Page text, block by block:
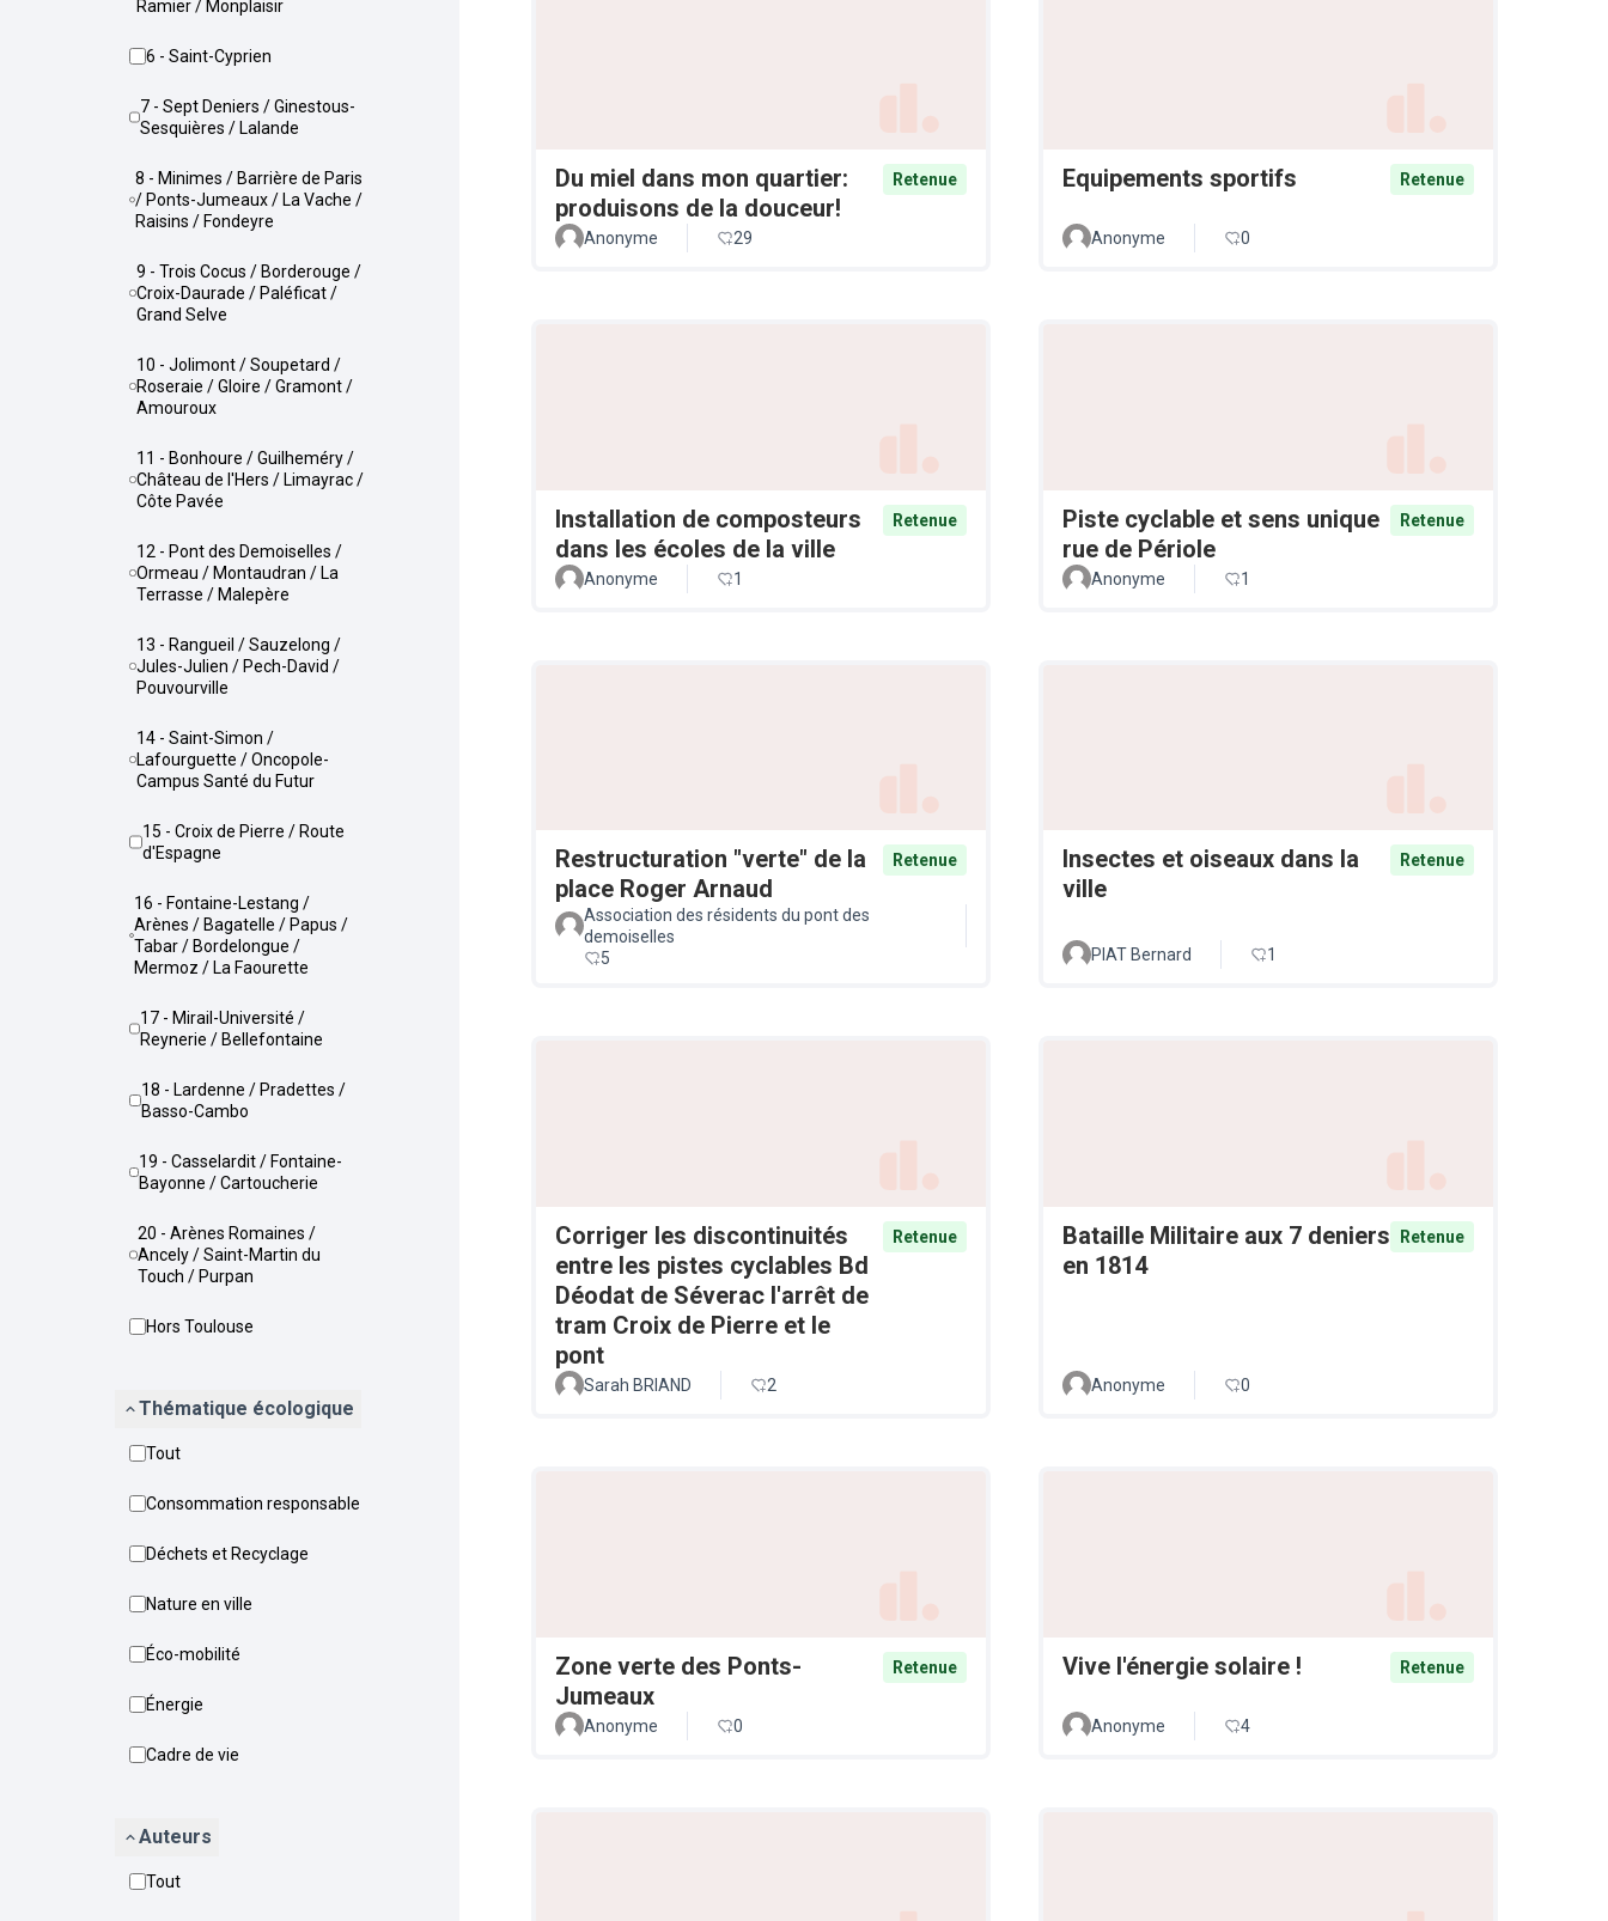
Ramier / Monplaisir
6 - Saint-Cyprien
7 - Sept Deniers / Ginestous-
Sesquières / Lalande
8 - Minimes / Barrière de Paris
/ Ponts-Jumeaux / La Vache /
Raisins / Fondeyre
9 - Trois Cocus / Borderouge /
Croix-Daurade / Paléficat /
Grand Selve
10 - Jolimont / Soupetard /
Roseraie / Gloire / Gramont /
Amouroux
11 - Bonhoure / Guilheméry /
Château de l'Hers / Limayrac /
Côte Pavée
12 - Pont des Demoiselles /
Ormeau / Montaudran / La
Terrasse / Malepère
13 - Rangueil / Sauzelong /
Jules-Julien / Pech-David /
Pouvourville
14 - Saint-Simon /
Lafourguette / Oncopole-
Campus Santé du Futur
15 - Croix de Pierre / Route
d'Espagne
16 - Fontaine-Lestang /
Arènes / Bagatelle / Papus /
Tabar / Bordelongue /
Mermoz / La Faourette
17 - Mirail-Université /
Reynerie / Bellefontaine
18 - Lardenne / Pradettes /
Basso-Cambo
19 - Casselardit / Fontaine-
Bayonne / Cartoucherie
20 - Arènes Romaines /
Ancely / Saint-Martin du
Touch / Purpan
Hors Toulouse
Thématique écologique
Tout
Consommation responsable
Déchets et Recyclage
Nature en ville
Éco-mobilité
Énergie
Cadre de vie
Auteurs
Tout
Du miel dans mon quartier:
produisons de la douceur!
Retenue
Anonyme 29
Equipements sportifs Retenue
Anonyme 0
Installation de composteurs
dans les écoles de la ville
Retenue
Anonyme 1
Piste cyclable et sens unique
rue de Périole
Retenue
Anonyme 1
Restructuration "verte" de la
place Roger Arnaud
Retenue
Association des résidents du pont des
demoiselles
5
Insectes et oiseaux dans la
ville
Retenue
PIAT Bernard 1
Corriger les discontinuités
entre les pistes cyclables Bd
Déodat de Séverac l'arrêt de
tram Croix de Pierre et le
pont
Retenue
Sarah BRIAND 2
Bataille Militaire aux 7 deniers
en 1814
Retenue
Anonyme 0
Zone verte des Ponts-
Jumeaux
Retenue
Anonyme 0
Vive l'énergie solaire ! Retenue
Anonyme 4